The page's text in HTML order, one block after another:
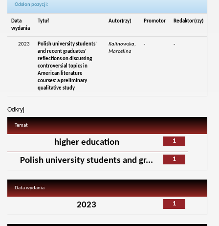
Odsłon pozycji:
Data
wydania
Tytuł Autor(rzy) Promotor Redaktor(rzy)
2023
Polish university students’
and recent graduates’
reflections on discussing
controversial topics in
American literature
courses: a preliminary
qualitative study
Kalinowska,
Marcelina
- -
Odkryj
Temat
1
higher education
1
Polish university students and gr...
Data wydania
1
2023